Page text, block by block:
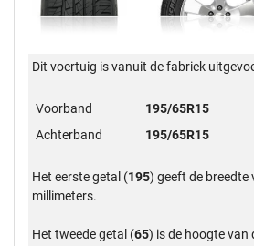
Dit voertuig is vanuit de fabriek
Voorband
195/65R15
Achterband
195/65R15
Het eerste getal (195) geeft de breedte
millimeters.
Het tweede getal (65) is de hoogte van